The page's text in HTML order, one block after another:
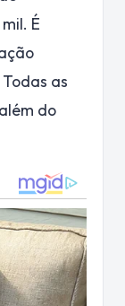
É
as
do